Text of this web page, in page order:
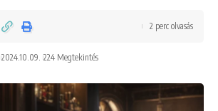
2024.10.09. 224 Megtekintés
2 perc olvasás